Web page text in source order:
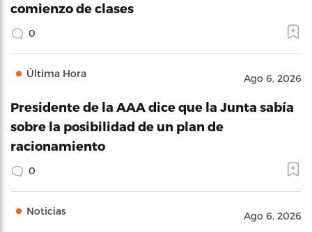
comienzo de clases
0
Última Hora Ago 6, 2026
Presidente de la AAA dice que la Junta sabía
sobre la posibilidad de un plan de
racionamiento
0
Noticias Ago 6, 2026